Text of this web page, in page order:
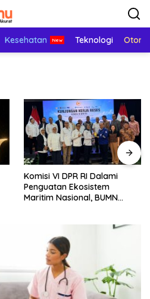
Kesehatan Teknologi
Komisi VI DPR RI Dalami
Penguatan Ekosistem
Maritim Nasional, BUMN